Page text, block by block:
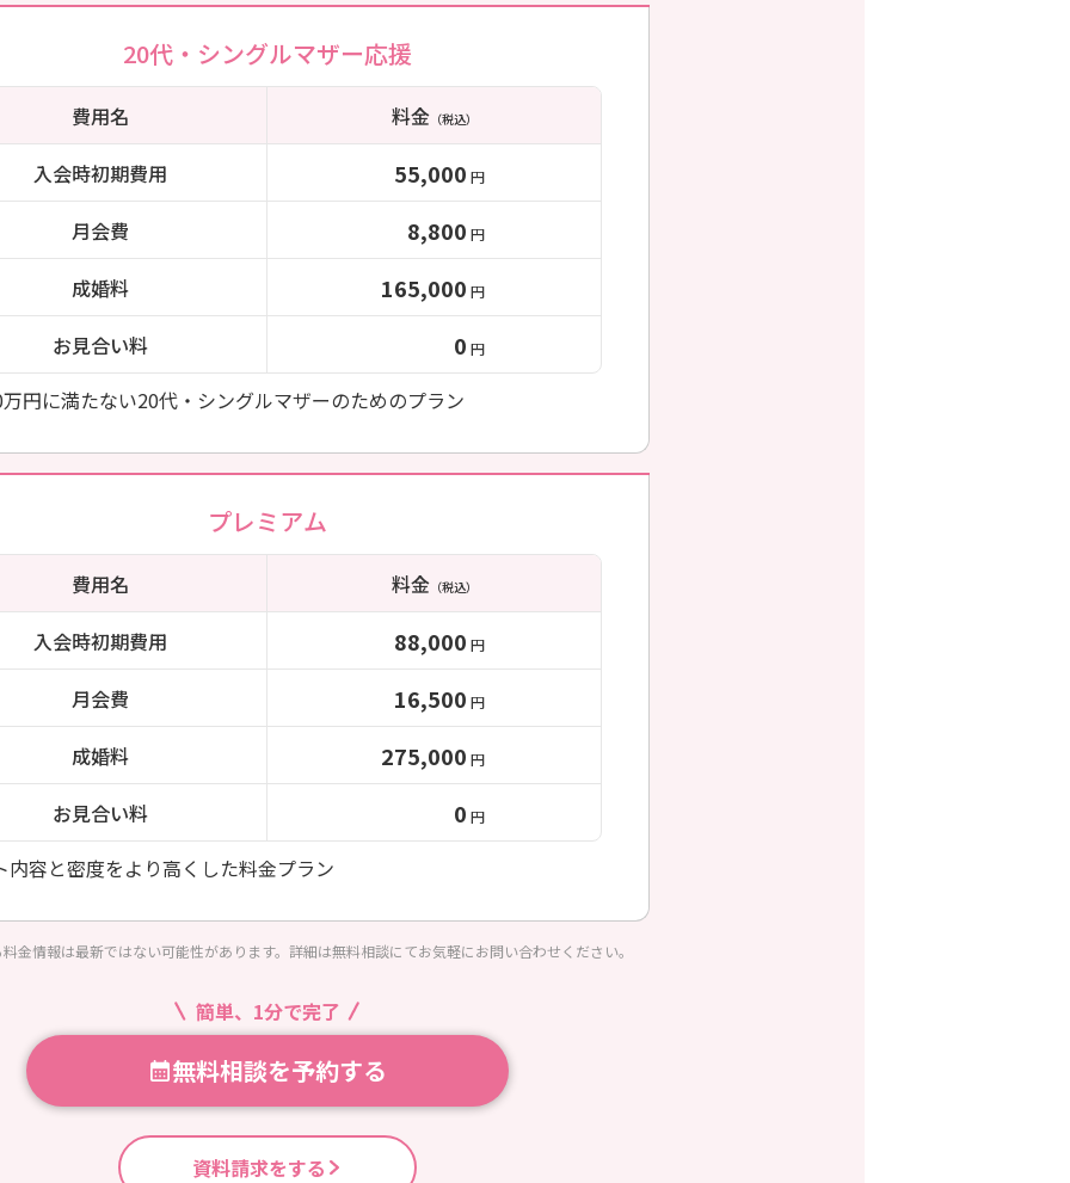
20代・シングルマザー応援
費用名 料金（税込）
入会時初期費用 55,000 円
月会費 8,800 円
成婚料 165,000 円
お見合い料 0 円
円に満たない20代・シングルマザーのためのプラン
プレミアム
費用名 料金（税込）
入会時初期費用 88,000 円
月会費 16,500 円
成婚料 275,000 円
お見合い料 0 円
内容と密度をより高くした料金プラン
金情報は最新ではない可能性があります。詳細は無料相談にてお気軽にお問い合わせください。
簡単、1分で完了
無料相談を予約する
資料請求をする